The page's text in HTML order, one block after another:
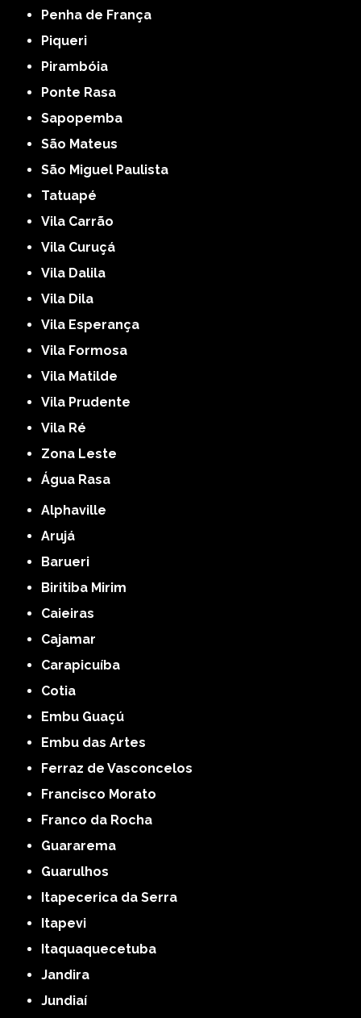
Penha de França
Piqueri
Pirambóia
Ponte Rasa
Sapopemba
São Mateus
São Miguel Paulista
Tatuapé
Vila Carrão
Vila Curuçá
Vila Dalila
Vila Dila
Vila Esperança
Vila Formosa
Vila Matilde
Vila Prudente
Vila Ré
Zona Leste
Água Rasa
Alphaville
Arujá
Barueri
Biritiba Mirim
Caieiras
Cajamar
Carapicuíba
Cotia
Embu Guaçú
Embu das Artes
Ferraz de Vasconcelos
Francisco Morato
Franco da Rocha
Guararema
Guarulhos
Itapecerica da Serra
Itapevi
Itaquaquecetuba
Jandira
Jundiaí